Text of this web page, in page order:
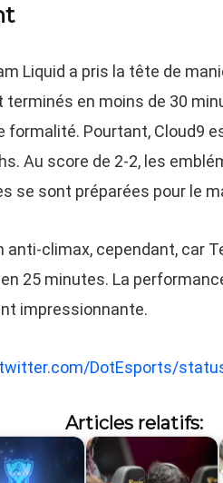
Liquid a pris la tête de
en moins de 30
Pourtant, Cloud9
Au score de 2-2, les
se sont préparées pour le
anti-climax, cependant, car
25 minutes. La
impressionnante.
DotEsports/
Articles relatifs: